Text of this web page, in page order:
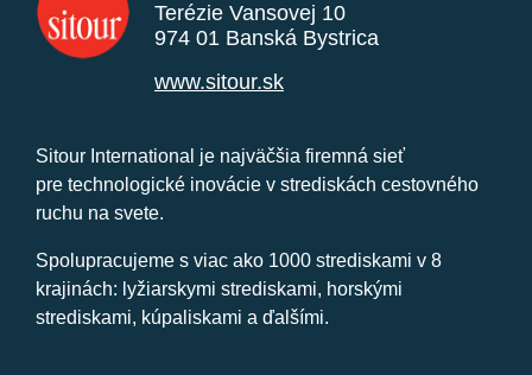
Terézie Vansovej 10
974 01 Banská Bystrica
www.sitour.sk
Sitour International je najväčšia firemná sieť
pre technologické inovácie v strediskách cestovného
ruchu na svete.
Spolupracujeme s viac ako 1000 strediskami v 8
krajinách: lyžiarskymi strediskami, horskými
strediskami, kúpaliskami a ďalšími.